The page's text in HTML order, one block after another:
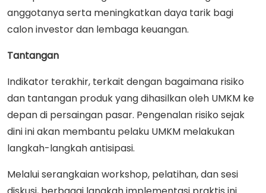
anggotanya serta meningkatkan daya tarik bagi
calon investor dan lembaga keuangan.
Tantangan
Indikator terakhir, terkait dengan bagaimana risiko
dan tantangan produk yang dihasilkan oleh UMKM ke
depan di persaingan pasar. Pengenalan risiko sejak
dini ini akan membantu pelaku UMKM melakukan
langkah-langkah antisipasi.
Melalui serangkaian workshop, pelatihan, dan sesi